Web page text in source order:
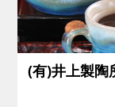
(有)井上製